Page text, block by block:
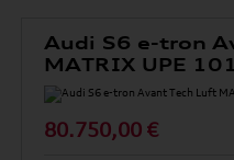
Audi S6 e-tron
MATRIX UPE
80.750,00 €